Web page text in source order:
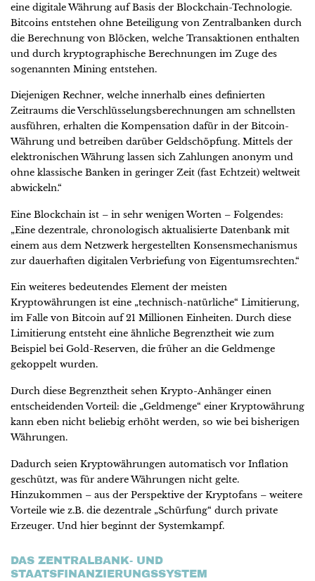
eine digitale Währung auf Basis der Blockchain-Technologie.
Bitcoins entstehen ohne Beteiligung von Zentralbanken durch
die Berechnung von Blöcken, welche Transaktionen enthalten
und durch kryptographische Berechnungen im Zuge des
sogenannten Mining entstehen.
Diejenigen Rechner, welche innerhalb eines definierten
Zeitraums die Verschlüsselungsberechnungen am schnellsten
ausführen, erhalten die Kompensation dafür in der Bitcoin-
Währung und betreiben darüber Geldschöpfung. Mittels der
elektronischen Währung lassen sich Zahlungen anonym und
ohne klassische Banken in geringer Zeit (fast Echtzeit) weltweit
abwickeln.“
Eine Blockchain ist – in sehr wenigen Worten – Folgendes:
„Eine dezentrale, chronologisch aktualisierte Datenbank mit
einem aus dem Netzwerk hergestellten Konsensmechanismus
zur dauerhaften digitalen Verbriefung von Eigentumsrechten.“
Ein weiteres bedeutendes Element der meisten
Kryptowährungen ist eine „technisch-natürliche“ Limitierung,
im Falle von Bitcoin auf 21 Millionen Einheiten. Durch diese
Limitierung entsteht eine ähnliche Begrenztheit wie zum
Beispiel bei Gold-Reserven, die früher an die Geldmenge
gekoppelt wurden.
Durch diese Begrenztheit sehen Krypto-Anhänger einen
entscheidenden Vorteil: die „Geldmenge“ einer Kryptowährung
kann eben nicht beliebig erhöht werden, so wie bei bisherigen
Währungen.
Dadurch seien Kryptowährungen automatisch vor Inflation
geschützt, was für andere Währungen nicht gelte.
Hinzukommen – aus der Perspektive der Kryptofans – weitere
Vorteile wie z.B. die dezentrale „Schürfung“ durch private
Erzeuger. Und hier beginnt der Systemkampf.
DAS ZENTRALBANK- UND
STAATSFINANZIERUNGSSYSTEM